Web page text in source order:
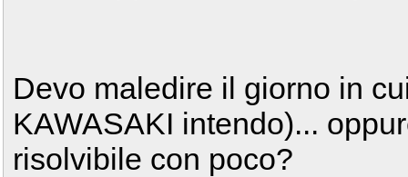
Devo maledire il giorno in
KAWASAKI intendo)...
risolvibile con poco?